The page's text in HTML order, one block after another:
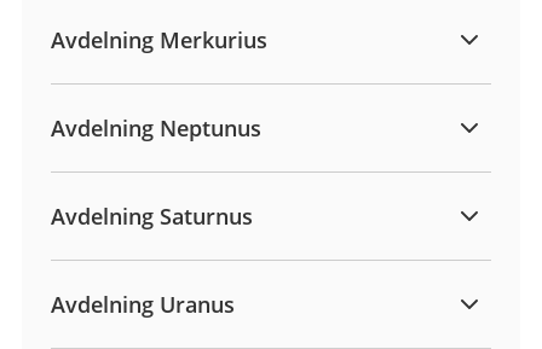
Avdelning Merkurius
Avdelning Neptunus
Avdelning Saturnus
Avdelning Uranus